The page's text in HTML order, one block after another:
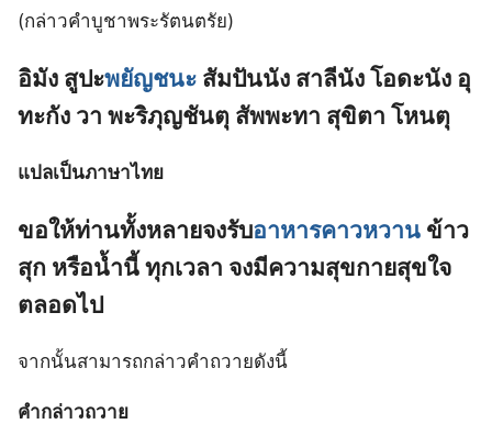
(กล่าวคำบูชาพระรัตนตรัย)
อิมัง สูปะพยัญชนะ สัมปันนัง สาลีนัง โอดะนัง อุ
ทะกัง วา พะริภุญชันตุ สัพพะทา สุขิตา โหนตุ
แปลเป็นภาษาไทย
ขอให้ท่านทั้งหลายจงรับอาหารคาวหวาน ข้าว
สุก หรือน้ำนี้ ทุกเวลา จงมีความสุขกายสุขใจ
ตลอดไป
จากนั้นสามารถกล่าวคำถวายดังนี้
คำกล่าวถวาย